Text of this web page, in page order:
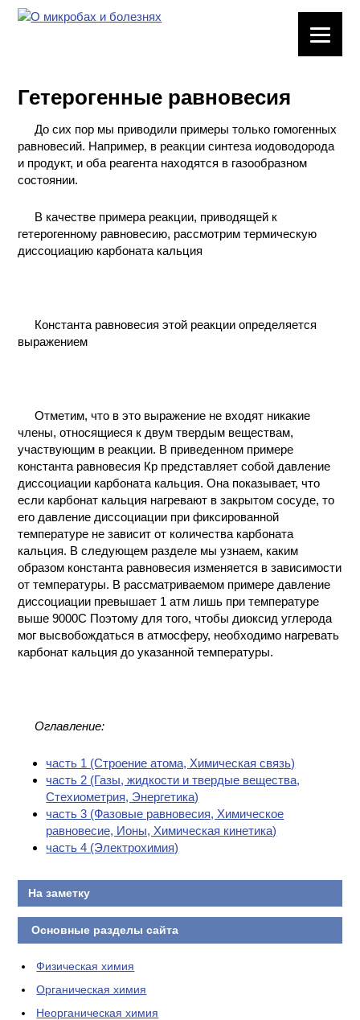
ХИМИЧЕСКАЯ
ВРЕДНЫЕ
ФАКТОРЫ
МЕТОДЫ
ПРАКТИЧЕСКОЙ
ХИМИИ
И ХИМИЧЕСКАЯ
ТЕХНОЛОГИЯ
Гетерогенные равновесия
До сих пор мы приводили примеры только гомогенных
равновесий. Например, в реакции синтеза иодоводорода
и продукт, и оба реагента находятся в газообразном
состоянии.
В качестве примера реакции, приводящей к
гетерогенному равновесию, рассмотрим термическую
диссоциацию карбоната кальция
Константа равновесия этой реакции определяется
выражением
Отметим, что в это выражение не входят никакие
члены, относящиеся к двум твердым веществам,
участвующим в реакции. В приведенном примере
константа равновесия Кр представляет собой давление
диссоциации карбоната кальция. Она показывает, что
если карбонат кальция нагревают в закрытом сосуде, то
его давление диссоциации при фиксированной
температуре не зависит от количества карбоната
кальция. В следующем разделе мы узнаем, каким
образом константа равновесия изменяется в зависимости
от температуры. В рассматриваемом примере давление
диссоциации превышает 1 атм лишь при температуре
выше 9000C Поэтому для того, чтобы диоксид углерода
мог высвобождаться в атмосферу, необходимо нагревать
карбонат кальция до указанной температуры.
Оглавление:
часть 1 (Cтроение атома, Химическая связь)
часть 2 (Газы, жидкости и твердые вещества,
Стехиометрия, Энергетика)
часть 3 (Фазовые равновесия, Химическое
равновесие, Ионы, Химическая кинетика)
часть 4 (Электрохимия)
На заметку
Основные разделы сайта
Физическая химия
Органическая химия
Неорганическая химия